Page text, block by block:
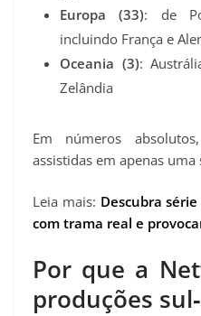
Europa (33): de
incluindo França e
Oceania (3):
Zelândia
Em números
assistidas em apenas uma
Leia mais: Descubra
com trama real e
Por que a
produções